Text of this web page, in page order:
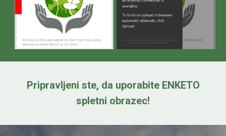
Pripravljeni ste, da uporabiteENKETO
spletni obrazec!